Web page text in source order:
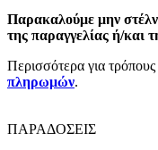
Παρακαλούμε μην
της παραγγελίας ή/και
Περισσότερα για
πληρωμών.
ΠΑΡΑΔΟΣΕΙΣ